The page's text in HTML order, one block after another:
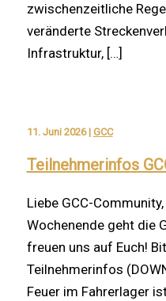
zwischenzeitliche
veränderte
Infrastruktur, […]
11. Juni 2026| GCC
Teilnehmerinfos
Liebe GCC-
Wochenende geht die
freuen uns auf Euch!
Teilnehmerinfos
Feuer im Fahrerlager